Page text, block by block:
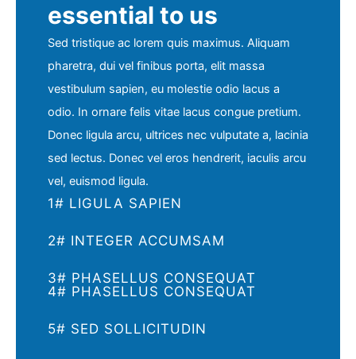
essential to us
Sed tristique ac lorem quis maximus. Aliquam
pharetra, dui vel finibus porta, elit massa
vestibulum sapien, eu molestie odio lacus a
odio. In ornare felis vitae lacus congue pretium.
Donec ligula arcu, ultrices nec vulputate a, lacinia
sed lectus. Donec vel eros hendrerit, iaculis arcu
vel, euismod ligula.
1# LIGULA SAPIEN
2# INTEGER ACCUMSAM
3# PHASELLUS CONSEQUAT
4# PHASELLUS CONSEQUAT
5# SED SOLLICITUDIN